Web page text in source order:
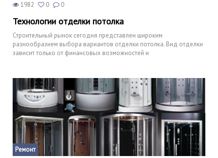
1982 0 0
Технологии отделки потолка
Строительный рынок сегодня представлен широким
разнообразием выбора вариантов отделки потолка. Вид отделки
зависит только от финансовых возможностей и
Ремонт